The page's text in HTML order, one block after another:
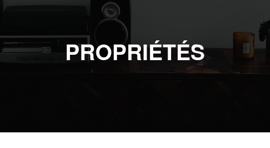
PROPRIÉTÉS